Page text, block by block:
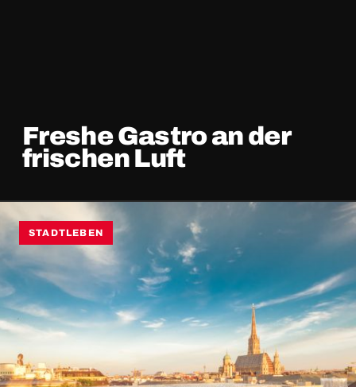
Freshe Gastro an der
frischen Luft
STADTLEBEN